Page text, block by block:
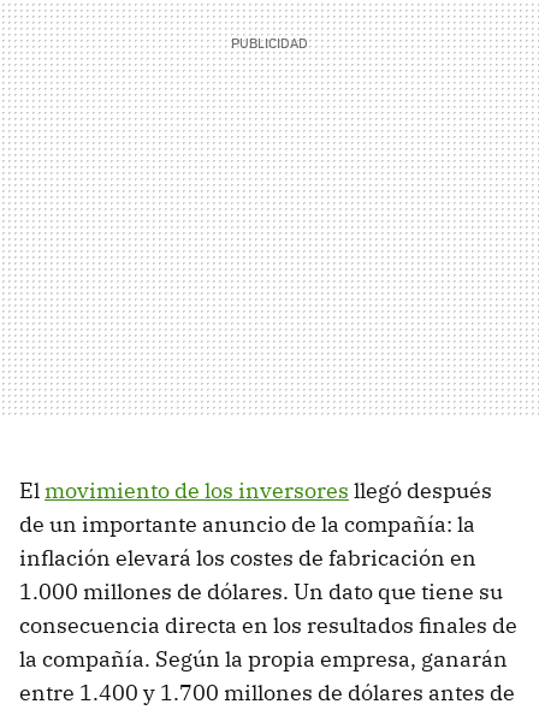
El movimiento de los inversores llegó después
de un importante anuncio de la compañía: la
inflación elevará los costes de fabricación en
1.000 millones de dólares. Un dato que tiene su
consecuencia directa en los resultados finales de
la compañía. Según la propia empresa, ganarán
entre 1.400 y 1.700 millones de dólares antes de